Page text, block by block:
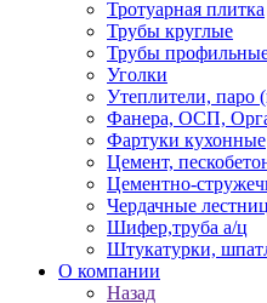
Тротуарная плитка
Трубы круглые
Трубы
Уголки
Утеплители, паро
Фанера, ОСП,
Фартуки кухонные
Цемент,
Цементно-
Чердачные
Шифер,труба а/ц
Штукатурки,
О компании
Назад